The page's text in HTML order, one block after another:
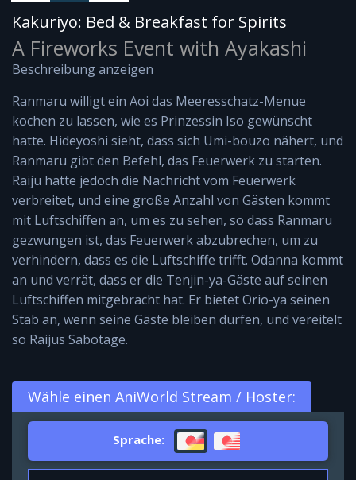
Kakuriyo: Bed & Breakfast for Spirits
A Fireworks Event with Ayakashi
Beschreibung anzeigen
Ranmaru willigt ein Aoi das Meeresschatz-Menue
kochen zu lassen, wie es Prinzessin Iso gewünscht
hatte. Hideyoshi sieht, dass sich Umi-bouzo nähert, und
Ranmaru gibt den Befehl, das Feuerwerk zu starten.
Raiju hatte jedoch die Nachricht vom Feuerwerk
verbreitet, und eine große Anzahl von Gästen kommt
mit Luftschiffen an, um es zu sehen, so dass Ranmaru
gezwungen ist, das Feuerwerk abzubrechen, um zu
verhindern, dass es die Luftschiffe trifft. Odanna kommt
an und verrät, dass er die Tenjin-ya-Gäste auf seinen
Luftschiffen mitgebracht hat. Er bietet Orio-ya seinen
Stab an, wenn seine Gäste bleiben dürfen, und vereitelt
so Raijus Sabotage.
Wähle einen AniWorld Stream / Hoster:
Sprache: